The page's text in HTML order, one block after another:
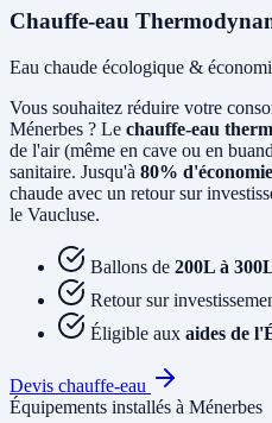
Chauffe-eau
Eau chaude écologique &
Vous souhaitez réduire votre
Ménerbes ? Le chauffe-eau
de l'air (même en cave ou en
sanitaire. Jusqu'à 80%
chaude avec un retour sur
le Vaucluse.
Ballons de 200L à
Retour sur
Éligible aux aides de
Devis chauffe-eau
Équipements installés à Ménerbes